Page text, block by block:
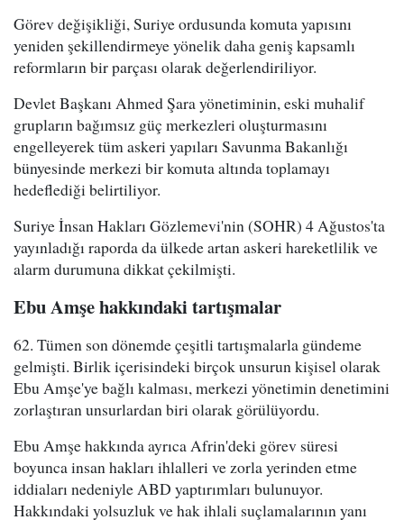
Görev değişikliği, Suriye ordusunda komuta yapısını
yeniden şekillendirmeye yönelik daha geniş kapsamlı
reformların bir parçası olarak değerlendiriliyor.
Devlet Başkanı Ahmed Şara yönetiminin, eski muhalif
grupların bağımsız güç merkezleri oluşturmasını
engelleyerek tüm askeri yapıları Savunma Bakanlığı
bünyesinde merkezi bir komuta altında toplamayı
hedeflediği belirtiliyor.
Suriye İnsan Hakları Gözlemevi'nin (SOHR) 4 Ağustos'ta
yayınladığı raporda da ülkede artan askeri hareketlilik ve
alarm durumuna dikkat çekilmişti.
Ebu Amşe hakkındaki tartışmalar
62. Tümen son dönemde çeşitli tartışmalarla gündeme
gelmişti. Birlik içerisindeki birçok unsurun kişisel olarak
Ebu Amşe'ye bağlı kalması, merkezi yönetimin denetimini
zorlaştıran unsurlardan biri olarak görülüyordu.
Ebu Amşe hakkında ayrıca Afrin'deki görev süresi
boyunca insan hakları ihlalleri ve zorla yerinden etme
iddiaları nedeniyle ABD yaptırımları bulunuyor.
Hakkındaki yolsuzluk ve hak ihlali suçlamalarının yanı